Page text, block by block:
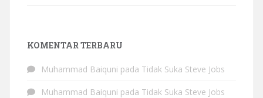
KOMENTAR TERBARU
Muhammad Baiquni pada Tidak Suka Steve Jobs
Muhammad Baiquni pada Tidak Suka Steve Jobs